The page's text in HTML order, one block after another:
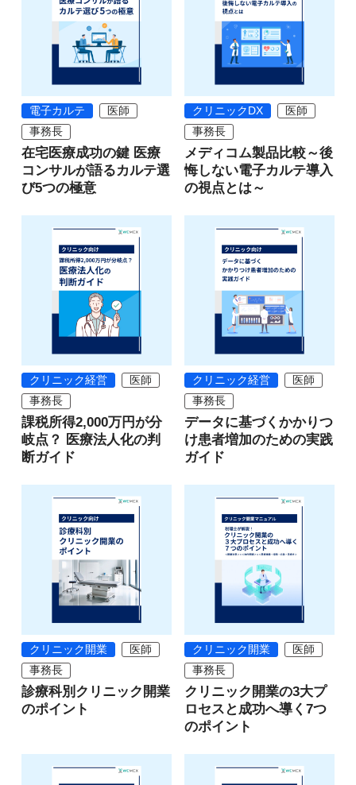
電子カルテ
医師
事務長
在宅医療成功の鍵 医療
コンサルが語るカルテ選
び5つの極意
クリニックDX
医師
事務長
メディコム製品比較～後
悔しない電子カルテ導入
の視点とは～
クリニック経営
医師
事務長
課税所得2,000万円が分
岐点？ 医療法人化の判
断ガイド
クリニック経営
医師
事務長
データに基づくかかりつ
け患者増加のための実践
ガイド
クリニック開業
医師
事務長
診療科別クリニック開業
のポイント
クリニック開業
医師
事務長
クリニック開業の3大プ
ロセスと成功へ導く7つ
のポイント